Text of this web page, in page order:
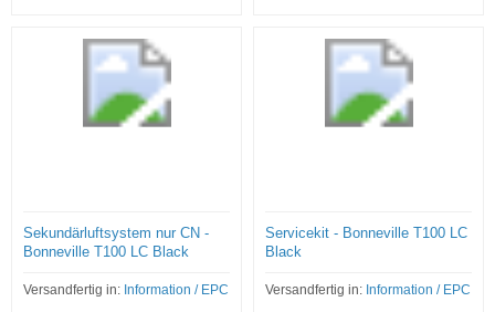
Sekundärluftsystem nur CN -
Bonneville T100 LC Black
Versandfertig in: Information / EPC
Servicekit - Bonneville T100 LC
Black
Versandfertig in: Information / EPC